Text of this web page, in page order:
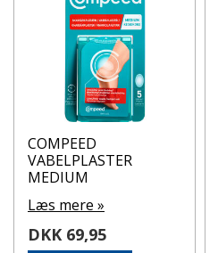
COMPEED
VABELPLASTER
MEDIUM
Læs mere »
DKK 69,95